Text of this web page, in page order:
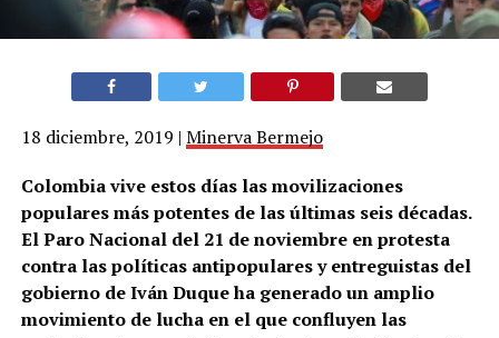
18 diciembre, 2019 | Minerva Bermejo
Colombia vive estos días las movilizaciones
populares más potentes de las últimas seis décadas.
El Paro Nacional del 21 de noviembre en protesta
contra las políticas antipopulares y entreguistas del
gobierno de Iván Duque ha generado un amplio
movimiento de lucha en el que confluyen las